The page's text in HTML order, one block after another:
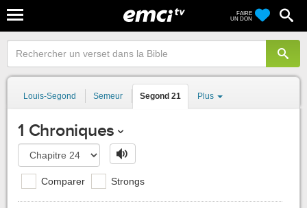
FAIRE
UN DON
Louis-Segond Semeur Segond 21 Plus
1 Chroniques
Comparer Strongs